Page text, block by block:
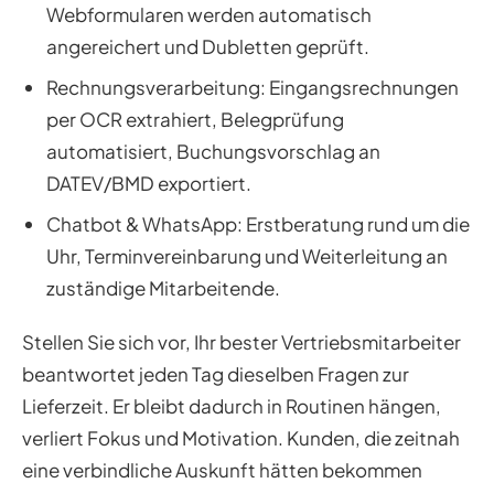
Webformularen werden automatisch
angereichert und Dubletten geprüft.
Rechnungsverarbeitung: Eingangsrechnungen
per OCR extrahiert, Belegprüfung
automatisiert, Buchungsvorschlag an
DATEV/BMD exportiert.
Chatbot & WhatsApp: Erstberatung rund um die
Uhr, Terminvereinbarung und Weiterleitung an
zuständige Mitarbeitende.
Stellen Sie sich vor, Ihr bester Vertriebsmitarbeiter
beantwortet jeden Tag dieselben Fragen zur
Lieferzeit. Er bleibt dadurch in Routinen hängen,
verliert Fokus und Motivation. Kunden, die zeitnah
eine verbindliche Auskunft hätten bekommen